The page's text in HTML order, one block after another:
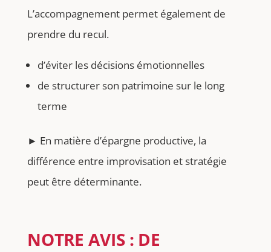
L’accompagnement permet également de
prendre du recul.
d’éviter les décisions émotionnelles
de structurer son patrimoine sur le long
terme
► En matière d’épargne productive, la
différence entre improvisation et stratégie
peut être déterminante.
NOTRE AVIS : DE